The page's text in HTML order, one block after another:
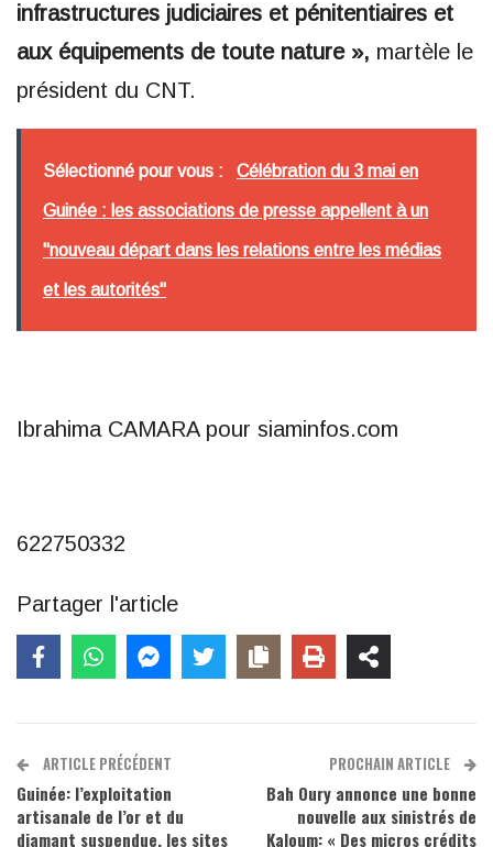
infrastructures judiciaires et pénitentiaires et
aux équipements de toute nature », martèle le
président du CNT.
Sélectionné pour vous : Célébration du 3 mai en
Guinée : les associations de presse appellent à un
"nouveau départ dans les relations entre les médias
et les autorités"
Ibrahima CAMARA pour siaminfos.com
622750332
Partager l'article
ARTICLE PRÉCÉDENT
Guinée: l’exploitation
artisanale de l’or et du
diamant suspendue, les sites
PROCHAIN ARTICLE
Bah Oury annonce une bonne
nouvelle aux sinistrés de
Kaloum: « Des micros crédits